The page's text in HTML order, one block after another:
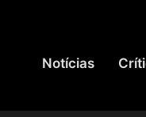
Notícias